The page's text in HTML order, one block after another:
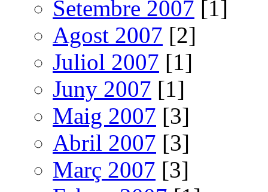
Setembre 2007 [1]
Agost 2007 [2]
Juliol 2007 [1]
Juny 2007 [1]
Maig 2007 [3]
Abril 2007 [3]
Març 2007 [3]